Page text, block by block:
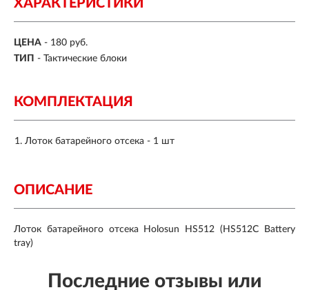
ХАРАКТЕРИСТИКИ
ЦЕНА - 180 руб.
ТИП - Тактические блоки
КОМПЛЕКТАЦИЯ
Лоток батарейного отсека - 1 шт
ОПИСАНИЕ
Лоток батарейного отсека Holosun HS512 (HS512C Battery
tray)
Последние отзывы или